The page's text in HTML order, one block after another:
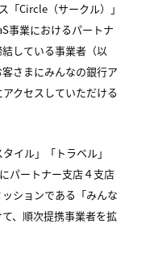
「Circle（サークル）」
事業におけるパートナ
している事業者（以
さまにみんなの銀行ア
クセスしていただける
イル」「トラベル」
パートナー支店４支店
ションである「みんな
、順次提携事業者を拡